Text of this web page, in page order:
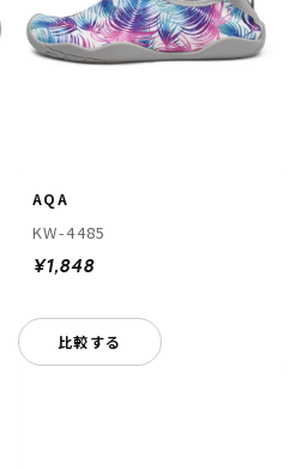
AQA
KW-4485
¥1,848
比較する